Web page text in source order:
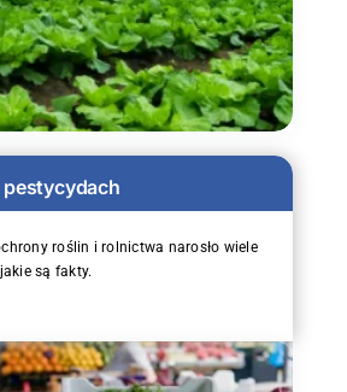
pestycydach
roślin i rolnictwa narosło wiele
są fakty.